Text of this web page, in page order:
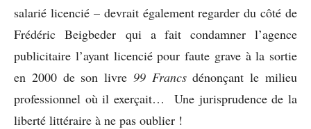
salarié licencié – devrait également regarder du côté de
Frédéric Beigbeder qui a fait condamner l’agence
publicitaire l’ayant licencié pour faute grave à la sortie
en 2000 de son livre 99 Francsdénonçant le milieu
professionnel où il exerçait… Une jurisprudence de la
liberté littéraire à ne pas oublier !